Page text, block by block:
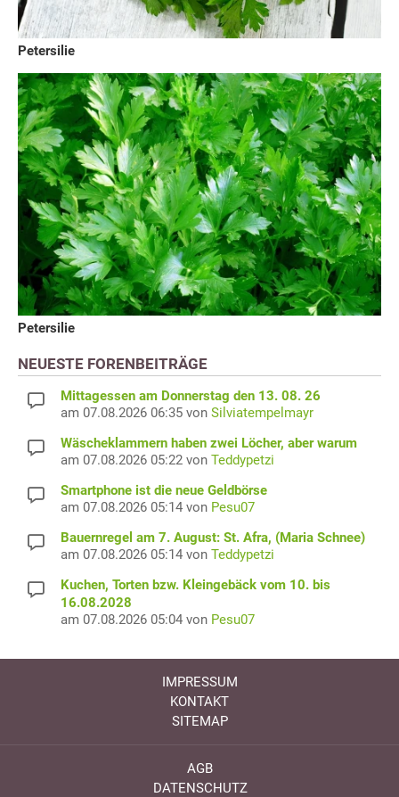
Petersilie
Petersilie
NEUESTE FORENBEITRÄGE
Mittagessen am Donnerstag den 13. 08. 26
am 07.08.2026 06:35 von Silviatempelmayr
Wäscheklammern haben zwei Löcher, aber warum
am 07.08.2026 05:22 von Teddypetzi
Smartphone ist die neue Geldbörse
am 07.08.2026 05:14 von Pesu07
Bauernregel am 7. August: St. Afra, (Maria Schnee)
am 07.08.2026 05:14 von Teddypetzi
Kuchen, Torten bzw. Kleingebäck vom 10. bis
16.08.2028
am 07.08.2026 05:04 von Pesu07
IMPRESSUM
KONTAKT
SITEMAP
AGB
DATENSCHUTZ